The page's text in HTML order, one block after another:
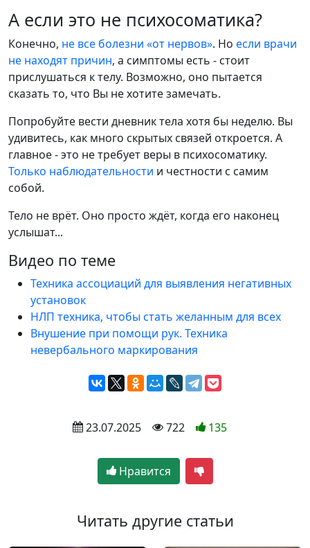
А если это не психосоматика?
Конечно, не все болезни «от нервов». Но если врачи
не находят причин, а симптомы есть - стоит
прислушаться к телу. Возможно, оно пытается
сказать то, что Вы не хотите замечать.
Попробуйте вести дневник тела хотя бы неделю. Вы
удивитесь, как много скрытых связей откроется. А
главное - это не требует веры в психосоматику.
Только наблюдательности и честности с самим
собой.
Тело не врёт. Оно просто ждёт, когда его наконец
услышат...
Видео по теме
Техника ассоциаций для выявления негативных
установок
НЛП техника, чтобы стать желанным для всех
Внушение при помощи рук. Техника
невербального маркирования
23.07.2025 722 135
Нравится
Читать другие статьи